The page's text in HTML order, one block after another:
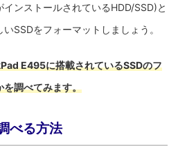
ンストールされているHDD/SSD)と
SSDをフォーマットしましょう。
E495に搭載されているSSDのフ
を調べてみます。
べる方法